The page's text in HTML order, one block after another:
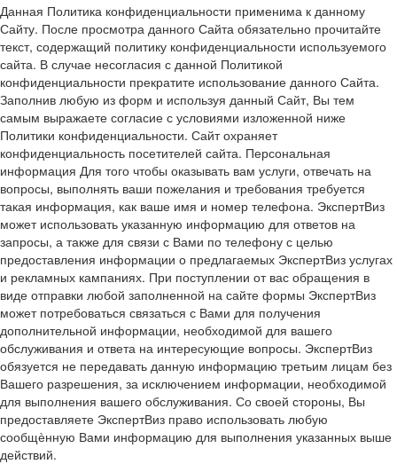
Данная Политика конфиденциальности применима к данному
Сайту. После просмотра данного Сайта обязательно прочитайте
текст, содержащий политику конфиденциальности используемого
сайта. В случае несогласия с данной Политикой
конфиденциальности прекратите использование данного Сайта.
Заполнив любую из форм и используя данный Сайт, Вы тем
самым выражаете согласие с условиями изложенной ниже
Политики конфиденциальности. Сайт охраняет
конфиденциальность посетителей сайта. Персональная
информация Для того чтобы оказывать вам услуги, отвечать на
вопросы, выполнять ваши пожелания и требования требуется
такая информация, как ваше имя и номер телефона. ЭкспертВиз
может использовать указанную информацию для ответов на
запросы, а также для связи с Вами по телефону с целью
предоставления информации о предлагаемых ЭкспертВиз услугах
и рекламных кампаниях. При поступлении от вас обращения в
виде отправки любой заполненной на сайте формы ЭкспертВиз
может потребоваться связаться с Вами для получения
дополнительной информации, необходимой для вашего
обслуживания и ответа на интересующие вопросы. ЭкспертВиз
обязуется не передавать данную информацию третьим лицам без
Вашего разрешения, за исключением информации, необходимой
для выполнения вашего обслуживания. Со своей стороны, Вы
предоставляете ЭкспертВиз право использовать любую
сообщѐнную Вами информацию для выполнения указанных выше
действий.